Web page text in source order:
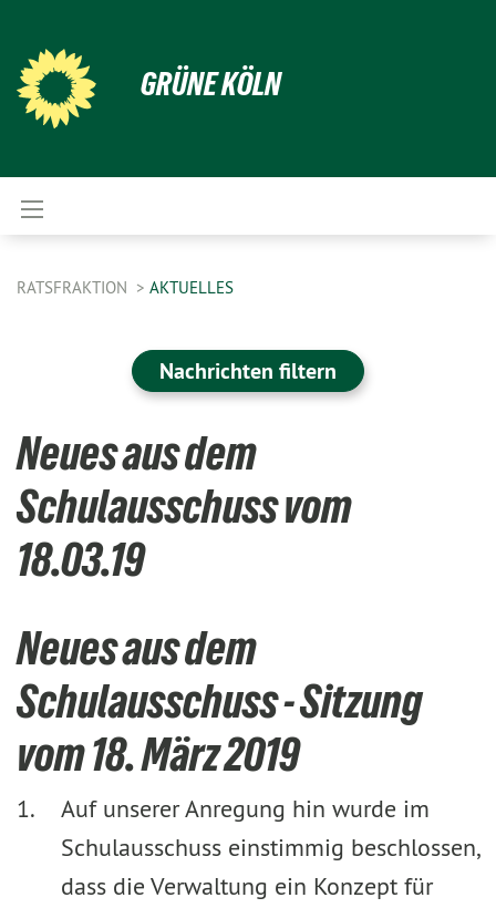
GRÜNE KÖLN
RATSFRAKTION AKTUELLES
Nachrichten filtern
Neues aus dem
Schulausschuss vom
18.03.19
Neues aus dem
Schulausschuss - Sitzung
vom 18. März 2019
Auf unserer Anregung hin wurde im
Schulausschuss einstimmig beschlossen,
dass die Verwaltung ein Konzept für